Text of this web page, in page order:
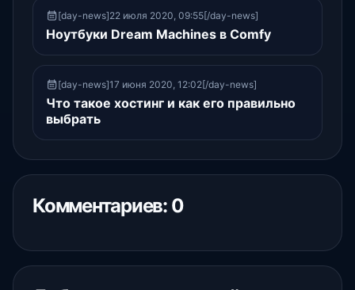
[day-news]22 июля 2020, 09:55[/day-news]
Ноутбуки Dream Machines в Comfy
[day-news]17 июня 2020, 12:02[/day-news]
Что такое хостинг и как его правильно
выбрать
Комментариев: 0